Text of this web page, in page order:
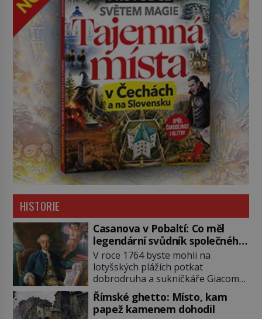
HISTORIE
Casanova v Pobaltí: Co měl
legendární svůdník společného
se svobodnými zednáři?
V roce 1764 byste mohli na
lotyšských plážích potkat
dobrodruha a sukničkáře Giacoma
Casanovu. Jeho cesta k Baltskému
moři však nebyla turistickým
výletem, ale ryze pracovní cestou
Římské ghetto: Místo, kam
papež kamenem dohodil